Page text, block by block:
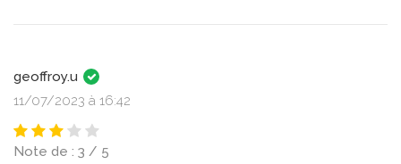
geoffroy.u
11/07/2023 à 16:42
Note de : 3 / 5